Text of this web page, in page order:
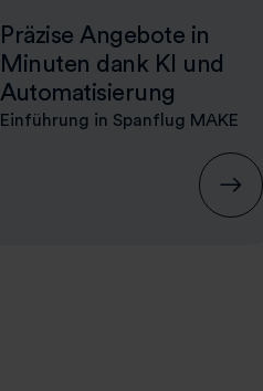
Präzise Angebote in
Minuten dank KI und
Automatisierung
Einführung in Spanflug MAKE